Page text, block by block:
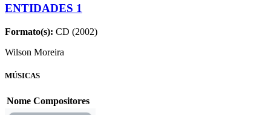
ENTIDADES 1
Formato(s): CD (2002)
Wilson Moreira
MÚSICAS
Nome Compositores